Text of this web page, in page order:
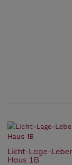
Licht-Lage-
Haus 1B